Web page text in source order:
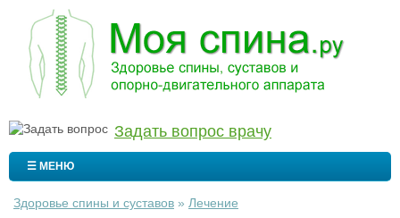
Задать вопрос врачу
☰ МЕНЮ
Здоровье спины и суставов » Лечение